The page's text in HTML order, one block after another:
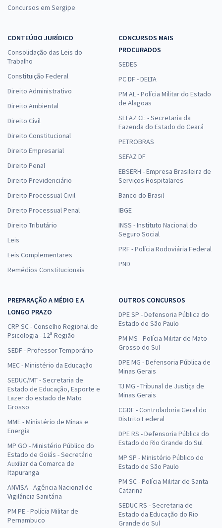
Concursos em Sergipe
CONTEÚDO JURÍDICO
Consolidação das Leis do
Trabalho
Constituição Federal
Direito Administrativo
Direito Ambiental
Direito Civil
Direito Constitucional
Direito Empresarial
Direito Penal
Direito Previdenciário
Direito Processual Civil
Direito Processual Penal
Direito Tributário
Leis
Leis Complementares
Remédios Constitucionais
CONCURSOS MAIS
PROCURADOS
SEDES
PC DF - DELTA
PM AL - Polícia Militar do Estado
de Alagoas
SEFAZ CE - Secretaria da
Fazenda do Estado do Ceará
PETROBRAS
SEFAZ DF
EBSERH - Empresa Brasileira de
Serviços Hospitalares
Banco do Brasil
IBGE
INSS - Instituto Nacional do
Seguro Social
PRF - Polícia Rodoviária Federal
PND
PREPARAÇÃO A MÉDIO E A
LONGO PRAZO
CRP SC - Conselho Regional de
Psicologia - 12ª Região
SEDF - Professor Temporário
MEC - Ministério da Educação
SEDUC/MT - Secretaria de
Estado de Educação, Esporte e
Lazer do estado de Mato
Grosso
MME - Ministério de Minas e
Energia
MP GO - Ministério Público do
Estado de Goiás - Secretário
Auxiliar da Comarca de
Itapuranga
ANVISA - Agência Nacional de
Vigilância Sanitária
PM PE - Polícia Militar de
Pernambuco
OUTROS CONCURSOS
DPE SP - Defensoria Pública do
Estado de São Paulo
PM MS - Polícia Militar de Mato
Grosso do Sul
DPE MG - Defensoria Pública de
Minas Gerais
TJ MG - Tribunal de Justiça de
Minas Gerais
CGDF - Controladoria Geral do
Distrito Federal
DPE RS - Defensoria Pública do
Estado do Rio Grande do Sul
MP SP - Ministério Público do
Estado de São Paulo
PM SC - Polícia Militar de Santa
Catarina
SEDUC RS - Secretaria de
Estado da Educação do Rio
Grande do Sul